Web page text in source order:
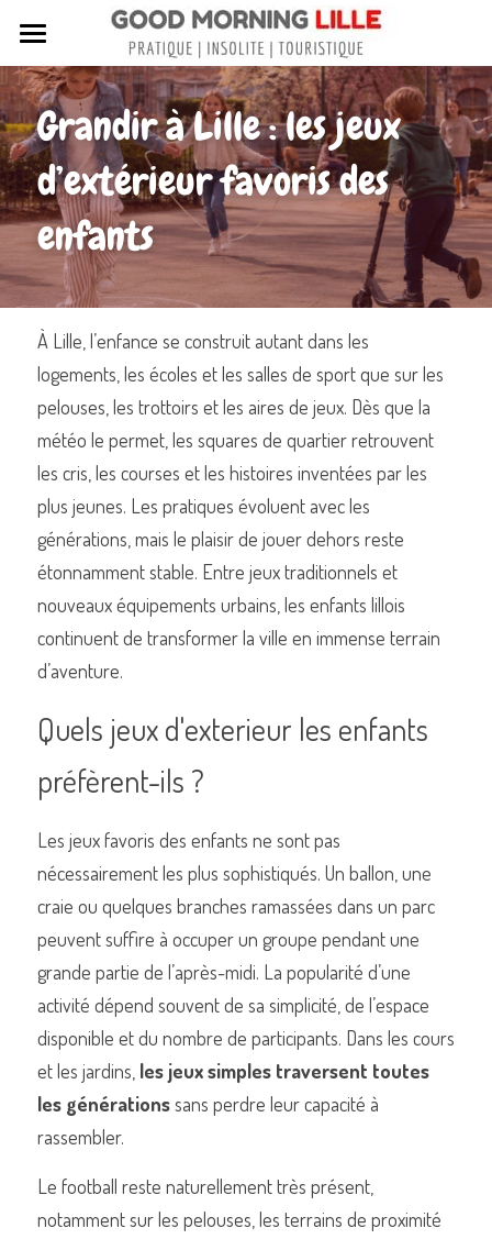
Tous nos articles
Sortir à Lille
Lille de A à Z
Nos livres sur Lille
Lille insolite et secret
Street Art à Lille
Toutes les rues de Lille
Contactez-nous
Rechercher
Commander un de nos livres sur Lille
Grandir à Lille : les jeux
d’extérieur favoris des
enfants
À Lille, l’enfance se construit autant dans les
logements, les écoles et les salles de sport que sur les
pelouses, les trottoirs et les aires de jeux. Dès que la
météo le permet, les squares de quartier retrouvent
les cris, les courses et les histoires inventées par les
plus jeunes. Les pratiques évoluent avec les
générations, mais le plaisir de jouer dehors reste
étonnamment stable. Entre jeux traditionnels et
nouveaux équipements urbains, les enfants lillois
continuent de transformer la ville en immense terrain
d’aventure.
Quels jeux d'exterieur les enfants
préfèrent-ils ?
Les jeux favoris des enfants ne sont pas
nécessairement les plus sophistiqués. Un ballon, une
craie ou quelques branches ramassées dans un parc
peuvent suffire à occuper un groupe pendant une
grande partie de l’après-midi. La popularité d’une
activité dépend souvent de sa simplicité, de l’espace
disponible et du nombre de participants. Dans les cours
et les jardins, les jeux simples traversent toutes
les générations sans perdre leur capacité à
rassembler.
Le football reste naturellement très présent,
notamment sur les pelouses, les terrains de proximité